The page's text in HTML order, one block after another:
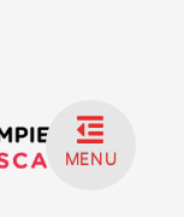
MENU